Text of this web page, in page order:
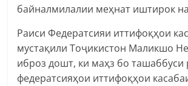
байналмилалии меҳнат иштирок
Раиси Федератсияи иттифоқҳои
мустақили Тоҷикистон Маликшо
иброз дошт, ки маҳз бо ташаббуси
федератсияҳои иттифоқҳои